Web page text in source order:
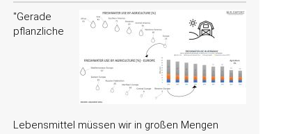
Gerade
pflanzliche
Lebensmittel müssen wir in großen Mengen